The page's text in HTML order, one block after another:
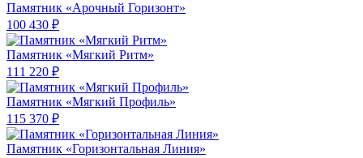
Памятник «Арочный Горизонт»
100 430 ₽
Памятник «Мягкий Ритм»
111 220 ₽
Памятник «Мягкий Профиль»
115 370 ₽
Памятник «Горизонтальная Линия»